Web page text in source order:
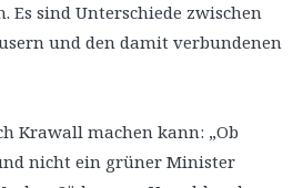
Es sind Unterschiede zwischen
und den damit verbundenen
Krawall machen kann: „Ob
nicht ein grüner Minister